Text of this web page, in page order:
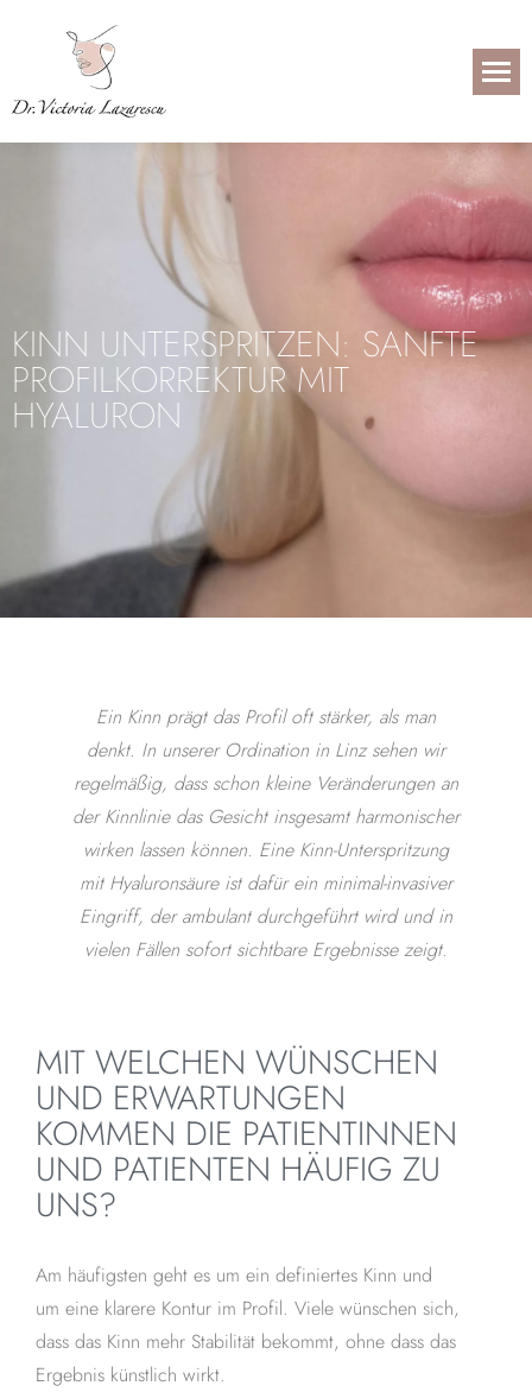
KINN UNTERSPRITZEN: SANFTE
PROFILKORREKTUR MIT
HYALURON
Ein Kinn prägt das Profil oft stärker, als man
denkt. In unserer Ordination in Linz sehen wir
regelmäßig, dass schon kleine Veränderungen an
der Kinnlinie das Gesicht insgesamt harmonischer
wirken lassen können. Eine Kinn-Unterspritzung
mit Hyaluronsäure ist dafür ein minimal-invasiver
Eingriff, der ambulant durchgeführt wird und in
vielen Fällen sofort sichtbare Ergebnisse zeigt.
MIT WELCHEN WÜNSCHEN
UND ERWARTUNGEN
KOMMEN DIE PATIENTINNEN
UND PATIENTEN HÄUFIG ZU
UNS?
Am häufigsten geht es um ein definiertes Kinn und
um eine klarere Kontur im Profil. Viele wünschen sich,
dass das Kinn mehr Stabilität bekommt, ohne dass das
Ergebnis künstlich wirkt.